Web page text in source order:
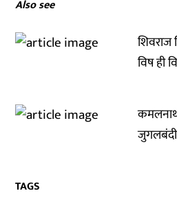
Also see
शिवराज
विष ही
TAGS